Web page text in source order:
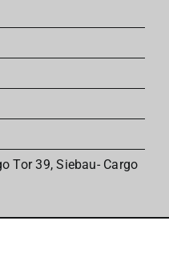
Tor 39,Siebau- Cargo